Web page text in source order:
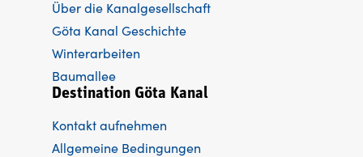
Über die Kanalgesellschaft
Göta Kanal Geschichte
Winterarbeiten
Baumallee
Destination Göta Kanal
Kontakt aufnehmen
Allgemeine Bedingungen